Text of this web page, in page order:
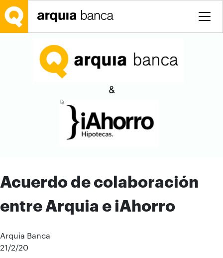
Salta al contingut principal
Acuerdo de colaboración
entre Arquia e iAhorro
Arquia Banca
21/2/20